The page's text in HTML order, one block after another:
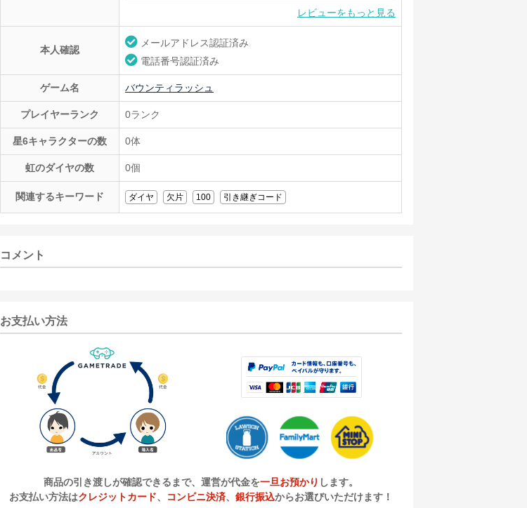
レビューをもっと見る
本人確認
メールアドレス認証済み
電話番号認証済み
ゲーム名 バウンティラッシュ
プレイヤーランク 0ランク
星6キャラクターの数 0体
虹のダイヤの数 0個
関連するキーワード ダイヤ 欠片 100 引き継ぎコード
コメント
お支払い方法
商品の引き渡しが確認できるまで、運営が代金を一旦お預かり します。
お支払い方法はクレジットカード、 コンビニ決済、 銀行振込からお選びいただけます！